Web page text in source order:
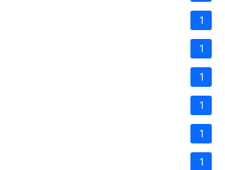
1
1
1
1
1
1